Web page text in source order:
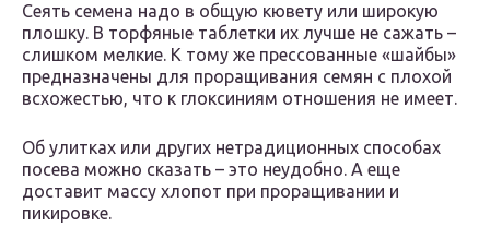
Сеять семена надо в общую кювету или широкую
плошку. В торфяные таблетки их лучше не сажать –
слишком мелкие. К тому же прессованные «шайбы»
предназначены для проращивания семян с плохой
всхожестью, что к глоксиниям отношения не имеет.
Об улитках или других нетрадиционных способах
посева можно сказать – это неудобно. А еще
доставит массу хлопот при проращивании и
пикировке.